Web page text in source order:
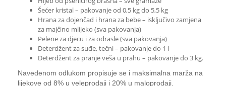
Šećer kristal – pakovanje od 0,5 kg do 5,5 kg
Hrana za dojenčad i hrana za bebe – isključivo zamjena
za majčino mlijeko (sva pakovanja)
Pelene za djecu i za odrasle (sva pakovanja)
Deterdžent za suđe, tečni – pakovanje do 1 l
Deterdžent za pranje veša u prahu – pakovanje do 3 kg.
Navedenom odlukom propisuje se i maksimalna marža na
lijekove od 8% u veleprodaji i 20% u maloprodaji.